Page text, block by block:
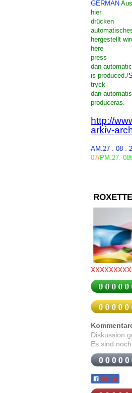
GERMAN
hier
drücken
hergestellt
here
press
dan automatic
is produced./
tryck
dan
produceras.
http://
arkiv-
AM.27 . 08 .
07/PM .27.
Diskussion
Es sind
Teilen